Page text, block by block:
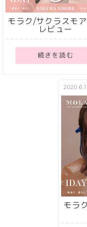
モラク/サクラスモ
レビュー
続きを読む
2020.6.1
モラ